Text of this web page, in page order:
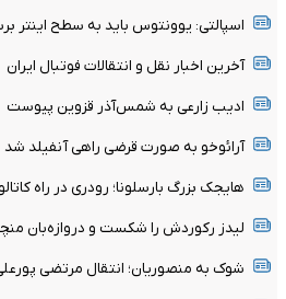
اسپالتی: یوونتوس باید به سطح اینتر
آخرین اخبار نقل و انتقالات فوتبال ایران
ادیب زارعی به شمس‌آذر قزوین پیوست
آرائوخو به صورت قرضی راهی آنفیلد شد
هایجک بزرگ بارسلونا؛ رودری در راه
لیدز رکوردش را شکست و دروازه‌بان
شوک به منصوریان؛ انتقال مرتضی